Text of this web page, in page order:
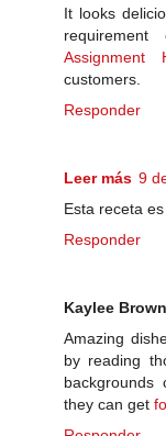
It looks
Assignment
customers.
Responder
Leer más 9
Esta receta
Responder
Kaylee Brown
Amazing
by reading
backgrounds
they can get